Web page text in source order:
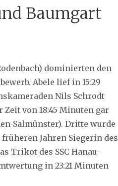
Baumgart
dominierten den
Abele lief in 15:29
Nils Schrodt
Zeit von 18:45 Minuten gar
Salmünster). Dritte wurde
Jahren Siegerin des
Trikot des SSC Hanau-
in 23:21 Minuten